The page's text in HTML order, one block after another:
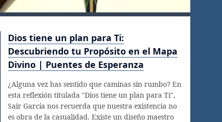
Dios tiene un plan para Ti:
Descubriendo tu Propósito en el Mapa
Divino | Puentes de Esperanza
¿Alguna vez has sentido que caminas sin rumbo? En
esta reflexión titulada "Dios tiene un plan para Ti",
Sair García nos recuerda que nuestra existencia no
es obra de la casualidad. Existe un diseño maestro